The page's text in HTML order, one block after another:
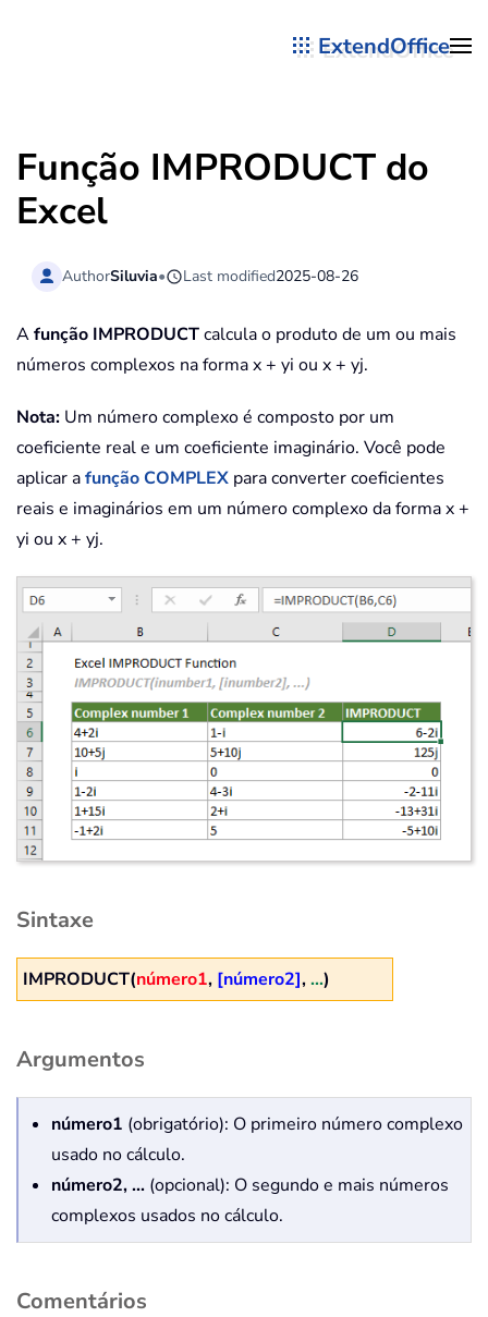
ExtendOffice
Função IMPRODUCT do
Excel
AuthorSiluvia• Last modified2025-08-26
Afunção IMPRODUCTcalcula o produto de um ou mais
números complexos na forma x + yi ou x + yj.
Nota: Um número complexo é composto por um
coeficiente real e um coeficiente imaginário. Você pode
aplicar afunção COMPLEX para converter coeficientes
reais e imaginários em um número complexo da forma x +
yi ou x + yj.
Sintaxe
IMPRODUCT(número1, [número2],...)
Argumentos
número1 (obrigatório): O primeiro número complexo
usado no cálculo.
número2, ... (opcional): O segundo e mais números
complexos usados no cálculo.
Comentários